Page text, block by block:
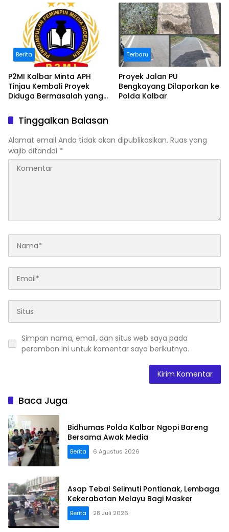
Bermasalah
Berita
P2MI Kalbar Minta APH
Tinjau Kembali Proyek
Diduga Bermasalah yang
Terbaru
Proyek Jalan PU
Bengkayang Dilaporkan ke
Polda Kalbar
Tinggalkan Balasan
Alamat email Anda tidak akan dipublikasikan. Ruas yang
wajib ditandai *
Simpan nama, email, dan situs web saya pada
peramban ini untuk komentar saya berikutnya.
Baca Juga
Bidhumas Polda Kalbar Ngopi Bareng
Bersama Awak Media
Berita 6 Agustus 2026
Asap Tebal Selimuti Pontianak, Lembaga
Kekerabatan Melayu Bagi Masker
Berita 28 Juli 2026